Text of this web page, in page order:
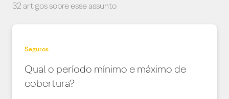
32 artigos sobre esse assunto
Seguros
Qual o período mínimo e máximo de
cobertura?